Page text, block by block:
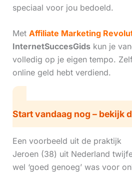
speciaal voor jou bedoeld.
Met Affiliate Marketing
InternetSuccesGidskun je
volledig op je eigen tempo.
online geld hebt verdiend.
Start vandaag nog – bekijk
Een voorbeeld uit de praktijk
Jeroen (38) uit Nederland
wel ‘goed genoeg’ was voor